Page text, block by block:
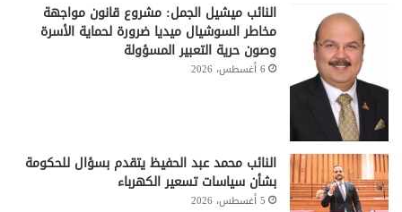
النائب ميشيل الجمل: مشروع قانون مواجهة
مخاطر السوشيال ميديا ضرورة لحماية الأسرة
وصون حرية التعبير المسؤولة
6 أغسطس، 2026
النائب محمد عبد الحفيظ يتقدم بسؤال للحكومة
بشأن سياسات تسعير الكهرباء
5 أغسطس، 2026